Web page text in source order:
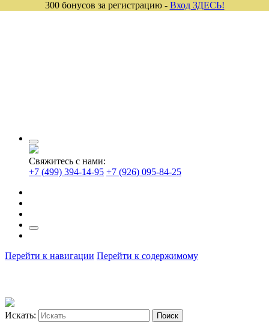
Свяжитесь с нами:
+7 (499) 394-14-95 +7 (926) 095-84-25
Перейти к навигации Перейти к содержимому
Искать:
300 бонусов за регистрацию - Вход ЗДЕСЬ!